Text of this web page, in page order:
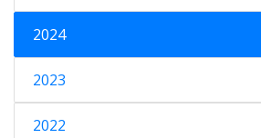
2024
2023
2022